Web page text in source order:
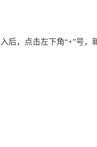
后，点击左下角“+”号，